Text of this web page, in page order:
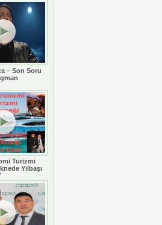
– Son Soru
Turizmi
Yılbaşı